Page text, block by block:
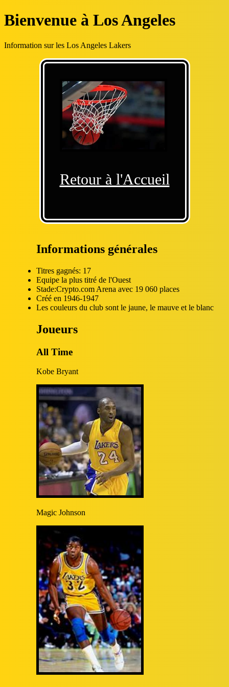
Bienvenue à Los Angeles
Information sur les Los Angeles Lakers
Retour à l'Accueil
Informations générales
Titres gagnés: 17
Equipe la plus titré de l'Ouest
Stade:Crypto.com Arena avec 19 060 places
Créé en 1946-1947
Les couleurs du club sont le jaune, le mauve et le blanc
Joueurs
All Time
Kobe Bryant
Magic Johnson